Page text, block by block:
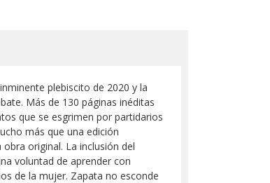
plebiscito de 2020 y la
Más de 130 páginas inéditas
que se esgrimen por partidarios
más que una edición
original. La inclusión del
voluntad de aprender con
de la mujer. Zapata no esconde